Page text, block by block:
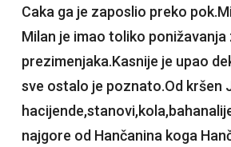
Caka ga je zaposlio preko
Milan je imao toliko ponižavanja
prezimenjaka.Kasnije je upao
sve ostalo je poznato.Od kršen
najgore od Hančanina koga